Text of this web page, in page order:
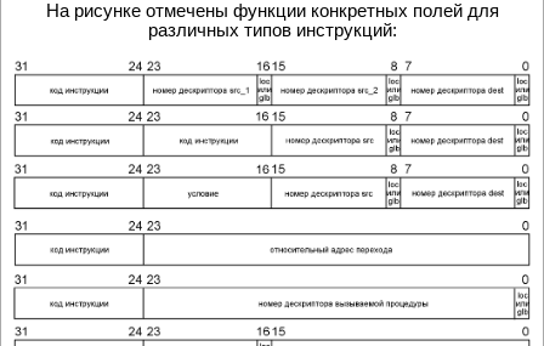
На рисунке отмечены функции конкретных полей для
различных типов инструкций: